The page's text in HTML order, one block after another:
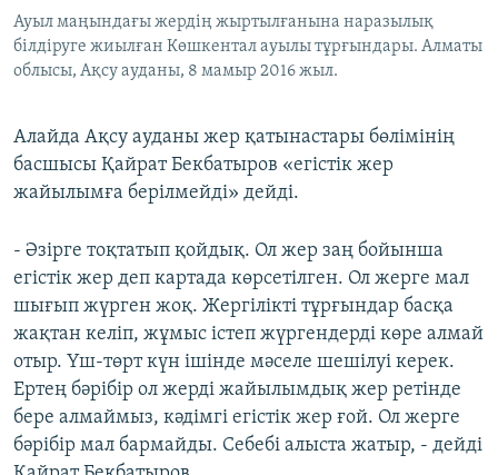
Ауыл маңындағы жердің жыртылғанына наразылық
білдіруге жиылған Көшкентал ауылы тұрғындары. Алматы
облысы, Ақсу ауданы, 8 мамыр 2016 жыл.
Алайда Ақсу ауданы жер қатынастары бөлімінің
басшысы Қайрат Бекбатыров «егістік жер
жайылымға берілмейді» дейді.
- Әзірге тоқтатып қойдық. Ол жер заң бойынша
егістік жер деп картада көрсетілген. Ол жерге мал
шығып жүрген жоқ. Жергілікті тұрғындар басқа
жақтан келіп, жұмыс істеп жүргендерді көре алмай
отыр. Үш-төрт күн ішінде мәселе шешілуі керек.
Ертең бәрібір ол жерді жайылымдық жер ретінде
бере алмаймыз, кәдімгі егістік жер ғой. Ол жерге
бәрібір мал бармайды. Себебі алыста жатыр, - дейді